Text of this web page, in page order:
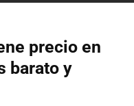
precio en
barato y